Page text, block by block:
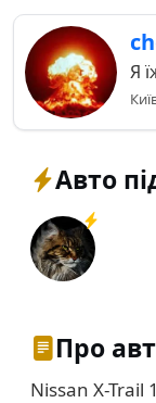
Я
Авто
Про
Nissan X-Trail